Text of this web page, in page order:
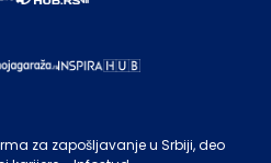
za zapošljavanje u Srbiji, deo